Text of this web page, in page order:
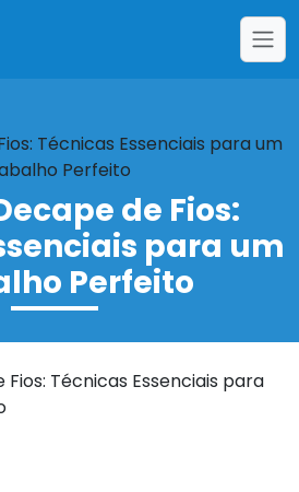
Técnicas Essenciais para um
Perfeito
de Fios:
para um
Perfeito